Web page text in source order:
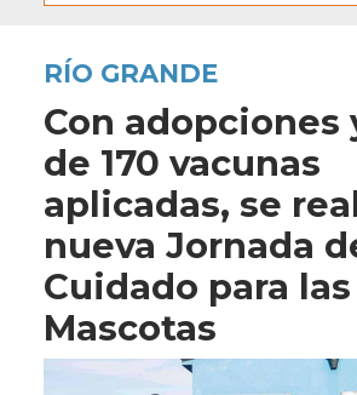
RÍO GRANDE
Con adopciones
de 170 vacunas
aplicadas, se
nueva Jornada
Cuidado para las
Mascotas